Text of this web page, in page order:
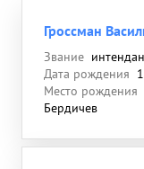
Гроссман
Звание
Дата рождения
Место рождения
Бердичев